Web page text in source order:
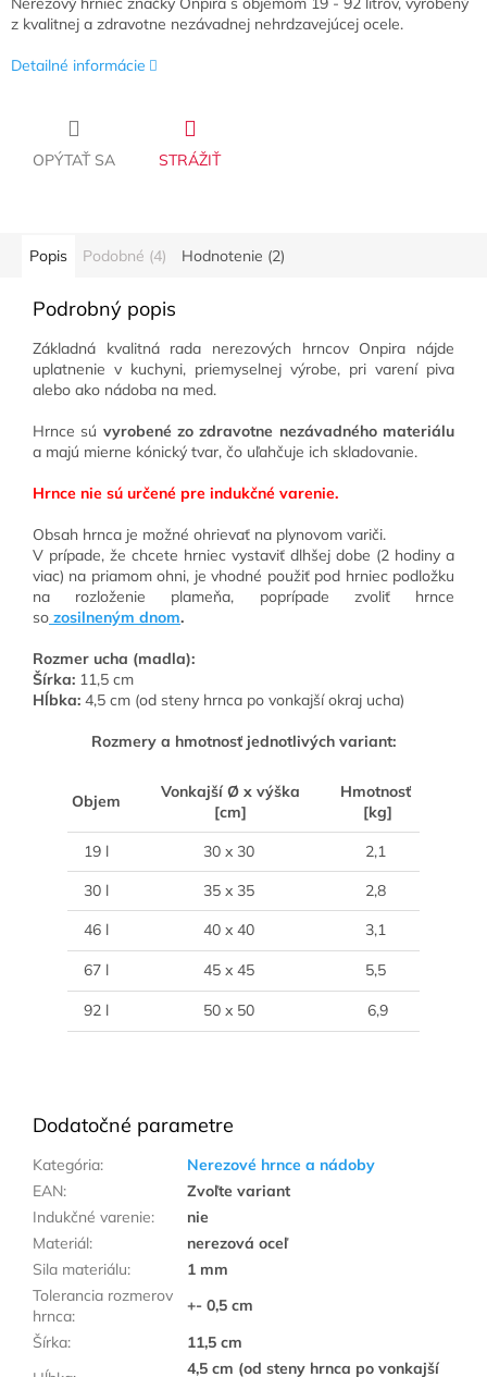
z kvalitnej a zdravotne nezávadnej nehrdzavejúcej ocele.
Detailné informácie
OPÝTAŤ SA STRÁŽIŤ
Popis Podobné (4) Hodnotenie (2)
Podrobný popis
Základná kvalitná rada nerezových hrncov Onpira nájde
uplatnenie v kuchyni, priemyselnej výrobe, pri varení piva
alebo ako nádoba na med.
Hrnce sú vyrobené zo zdravotne nezávadného materiálu
a majú mierne kónický tvar, čo uľahčuje ich skladovanie.
Hrnce nie sú určené pre indukčné varenie.
Obsah hrnca je možné ohrievať na plynovom variči.
V prípade, že chcete hrniec vystaviť dlhšej dobe (2 hodiny a
viac) na priamom ohni, je vhodné použiť pod hrniec podložku
na rozloženie plameňa, poprípade zvoliť hrnce
so zosilneným dnom.
Rozmer ucha (madla):
Šírka: 11,5 cm
Hĺbka: 4,5 cm (od steny hrnca po vonkajší okraj ucha)
Rozmery a hmotnosť jednotlivých variant:
Objem
Vonkajší Ø x výška
[cm]
Hmotnosť
[kg]
19 l
30 x 30
2,1
30 l
35 x 35
2,8
46 l
40 x 40 3,1
67 l 45 x 45 5,5
92 l 50 x 50 6,9
Dodatočné parametre
Kategória:
Nerezové hrnce a nádoby
EAN:
Zvoľte variant
Indukčné varenie:
nie
Materiál:
nerezová oceľ
Sila materiálu:
1 mm
Tolerancia rozmerov
hrnca:
+- 0,5 cm
Šírka:
11,5 cm
4,5 cm (od steny hrnca po vonkajší